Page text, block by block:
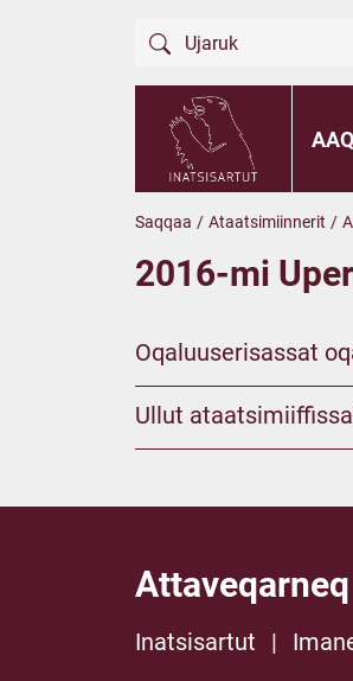
Saqqaa / Ataatsimiinnerit /
2016-mi
Oqaluuserisassat
Ullut
Attaveqarneq
Inatsisartut |